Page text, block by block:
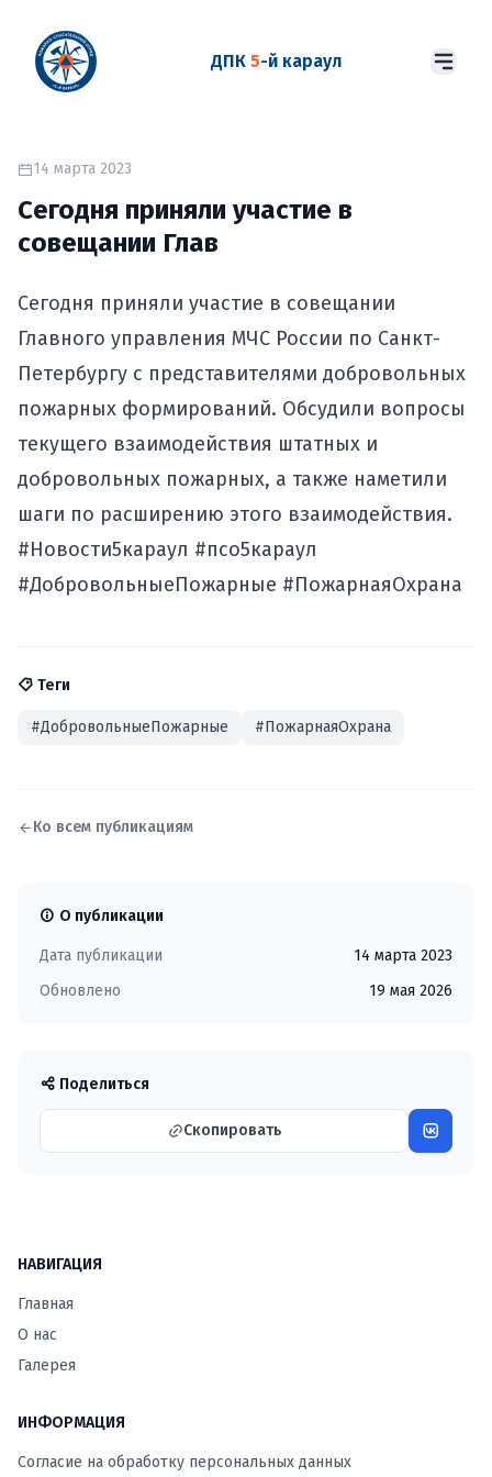
ДПК 5-й караул
14 марта 2023
Сегодня приняли участие в
совещании Глав
Сегодня приняли участие в совещании
Главного управления МЧС России по Санкт-
Петербургу с представителями добровольных
пожарных формирований. Обсудили вопросы
текущего взаимодействия штатных и
добровольных пожарных, а также наметили
шаги по расширению этого взаимодействия.
#Новости5караул #псо5караул
#ДобровольныеПожарные #ПожарнаяОхрана
Теги
#ДобровольныеПожарные #ПожарнаяОхрана
Ко всем публикациям
О публикации
Дата публикации
14 марта 2023
Обновлено
19 мая 2026
Поделиться
Скопировать
НАВИГАЦИЯ
Главная
О нас
Галерея
ИНФОРМАЦИЯ
Согласие на обработку персональных данных